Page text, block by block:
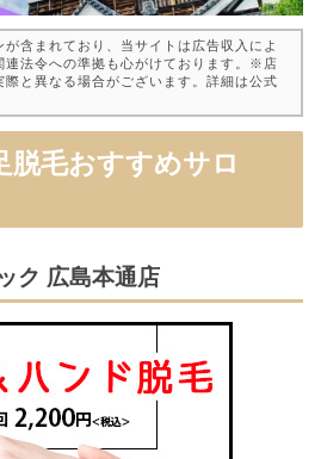
含まれており、当サイトは広告収入によ
連法令への準拠も心がけております。※店
と異なる場合がございます。詳細は公式
脱毛おすすめサロ
ク 広島本通店